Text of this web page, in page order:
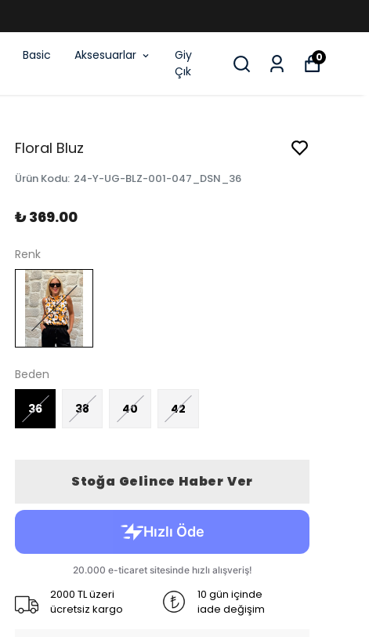
Basic Aksesuarlar
Giy
Çık
0
Floral Bluz
Ürün Kodu: 24-Y-UG-BLZ-001-047_DSN_36
₺ 369.00
Renk
Beden
36 38 40 42
Stoğa Gelince Haber Ver
2000 TL üzeri
ücretsiz kargo
10 gün içinde
iade değişim